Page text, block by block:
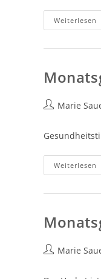
Weiterlesen
Beitrags-
Marie
Weiterlesen
Beitrags-
Marie